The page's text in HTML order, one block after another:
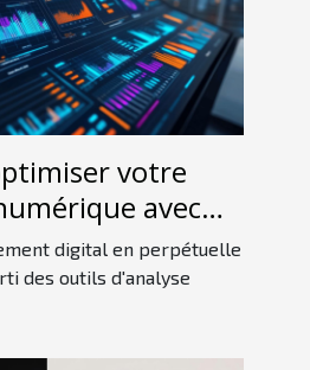
votre
avec
avancés ?
digital en perpétuelle
des outils d'analyse